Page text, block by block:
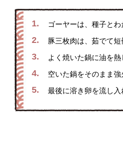
1. ゴーヤーは、種子と
2. 豚三枚肉は、茹でて
3. よく焼いた鍋に油を
4. 空いた鍋をそのまま
5. 最後に溶き卵を流し